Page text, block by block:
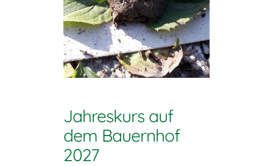
Jahreskurs auf
dem Bauernhof
2027